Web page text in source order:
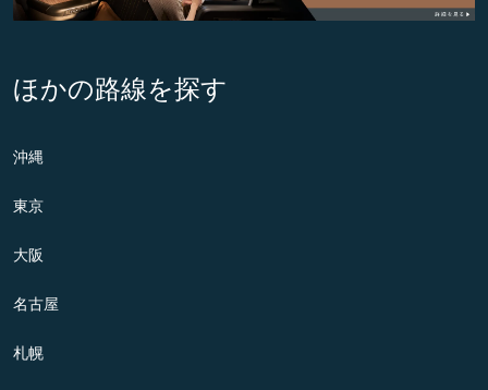
ほかの路線を探す
沖縄
東京
大阪
名古屋
札幌